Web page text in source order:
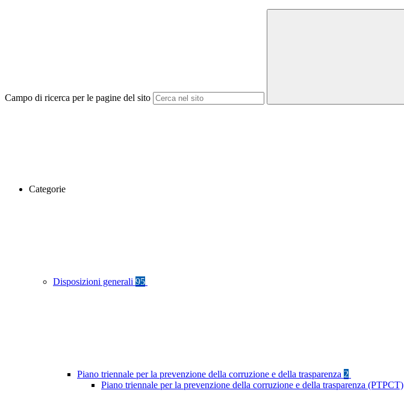
Campo di ricerca per le pagine del sito
Categorie
Disposizioni generali 95
Piano triennale per la prevenzione della corruzione e della trasparenza 2
Piano triennale per la prevenzione della corruzione e della trasparenza (PTPCT)